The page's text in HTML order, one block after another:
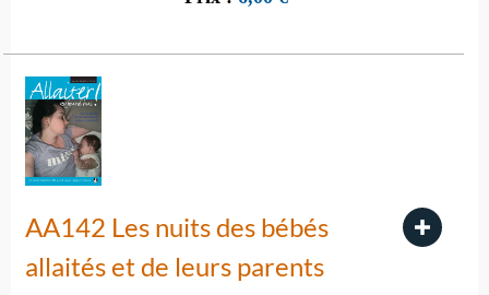
AA142 Les nuits des bébés
allaités et de leurs parents